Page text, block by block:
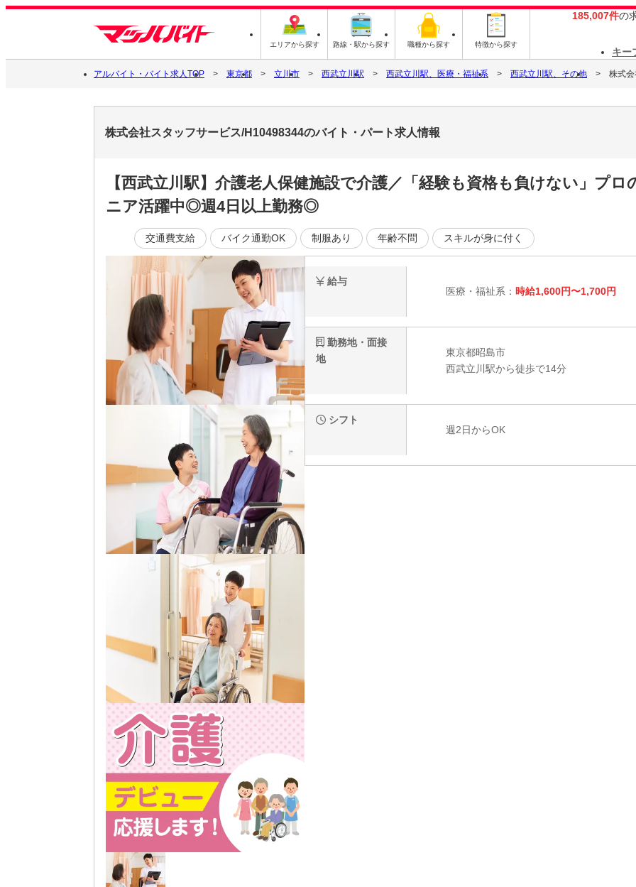
エリアから探す 路線・駅から探す 職種から探す 特徴から探す
185,007件の
キー
アルバイト・バイト求人TOP 東京都 立川市 西武立川駅 西武立川駅、医療・福祉系 西武立川駅、その他 株式
株式会社スタッフサービス/H10498344のバイト・パート求人情報
【西武立川駅】介護老人保健施設で介護／「経験も資格も負けない」プ
ニア活躍中◎週4日以上勤務◎
交通費支給 バイク通勤OK 制服あり 年齢不問 スキルが身に付く
給与
医療・福祉系： 時給1,600円〜1,700円
勤務地・面接
地
東京都昭島市
西武立川駅から徒歩で14分
シフト
週2日からOK